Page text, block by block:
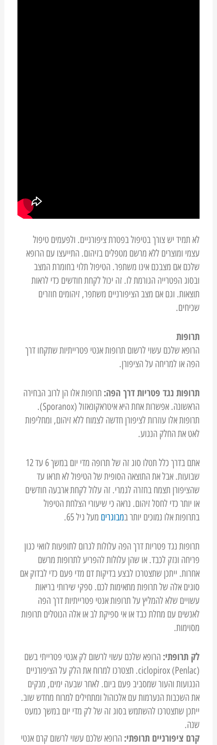
לא תמיד יש צורך בטיפול בפטרת ציפורניים. ולפעמים טיפול
עצמי ומוצרים ללא מרשם מטפלים בזיהום. התייעצו עם הרופא
שלכם אם מצבכם אינו משתפר. הטיפול תלוי בחומרת המצב
ובסוג הפטרייה הגורמת לו. זה יכול לקחת חודשים כדי לראות
תוצאות. וגם אם מצב הציפורניים משתפר, זיהומים חוזרים
שכיחים.
תרופות
הרופא שלכם עשוי לרשום תרופות אנטי פטרייתיות שתקחו דרך
הפה או למריחה על הציפורן.
תרופות נגד פטריות דרך הפה: תרופות אלו הן לרוב הבחירה
הראשונה. אפשרות אחת היא איטראקונאזול (Sporanox).
תרופות אלו עוזרות לציפורן חדשה לצמוח ללא זיהום, ומחליפות
לאט את החלק הנגוע.
אתם בדרך כלל תטלו סוג זה של תרופה מדי יום במשך 6 עד 12
שבועות. אבל את התוצאה הסופית של הטיפול לא תראו עד
שהציפורן תצמח בחזרה לגמרי. זה עלול לקחת ארבעה חודשים
או יותר כדי לחסל זיהום. נראה כי שיעורי הצלחת הטיפול
בתרופות אלו נמוכים יותר במבוגרים מעל גיל 65.
תרופות נגד פטריות דרך הפה עלולות לגרום לתופעות לוואי כגון
פריחה ונזק לכבד. או שהן עלולות להפריע לתרופות מרשם
אחרות. ייתכן שתצטרכו לבצע בדיקות דם מדי פעם כדי לבדוק אם
סוגים אלה של תרופות מתאימות לכם. ספקי שירותי בריאות
עשויים שלא להמליץ על תרופות אנטי פטרייתיות דרך הפה
לאנשים עם מחלת כבד או אי ספיקת לב או אלה הנוטלים תרופות
מסוימות.
לק תרופתי: הרופא שלכם עשוי לרשום לק אנטי פטרייתי בשם
ciclopirox (Penlac). תצטרכו למרוח את הלק על הציפורניים
הנגועות והעור שמסביב פעם ביום. לאחר שבעה ימים, מנקים
את השכבות הנערמות עם אלכוהול ומתחילים למרוח מחדש שוב.
ייתכן שתצטרכו להשתמש בסוג זה של לק מדי יום במשך כמעט
שנה.
קרם ציפורניים תרופתי: הרופא שלכם עשוי לרשום קרם אנטי